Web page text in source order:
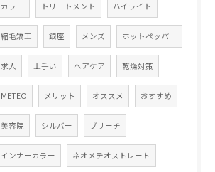
カラー トリートメント ハイライト
縮毛矯正 銀座 メンズ ホットペッパー
求人 上手い ヘアケア 乾燥対策
METEO メリット オススメ おすすめ
美容院 シルバー ブリーチ
インナーカラー ネオメテオストレート